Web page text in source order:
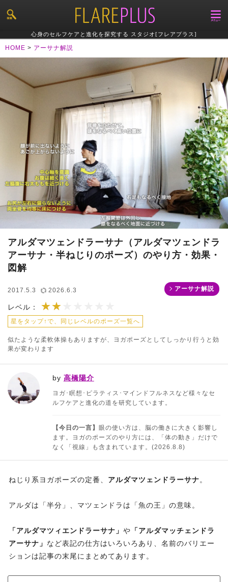
心身のセルフケアと進化を探究する スタジオ[フレアプラス]
HOME > アーサナ解説
アルダマツェンドラーサナ（アルダマツェンドラ
アーサナ・半ねじりのポーズ）のやり方・効果・
図解
2017.5.3 2026.6.3 アーサナ解説
レベル： ★★
★★★★★★★
星をタップ↑で、同じレベルのポーズ一覧へ
似たような柔軟体操もありますが、ヨガポーズとしてしっかり行うと効
果が変わります
by 高橋陽介
ヨガ･瞑想･ピラティス･マインドフルネスなど様々なセ
ルフケアと進化の道を研究しています。
【今日の一言】 眼の使い方は、脳の働きに大きく影響し
ます。ヨガのポーズのやり方には、「体の動き」だけで
なく「視線」も含まれています。(2026.8.8)
ねじり系ヨガポーズの定番、 アルダマツェンドラーサナ。
アルダは「半分」、マツェンドラは「魚の王」の意味。
「アルダマツィエンドラーサナ」 や 「アルダマッチェンドラ
アーサナ」 など表記の仕方はいろいろあり、名前のバリエー
ションは記事の末尾にまとめてあります。